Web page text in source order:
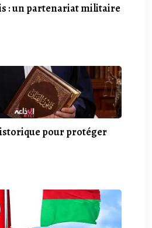
: un partenariat militaire
pour protéger